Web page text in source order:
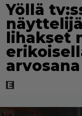
Yöllä
lihakset